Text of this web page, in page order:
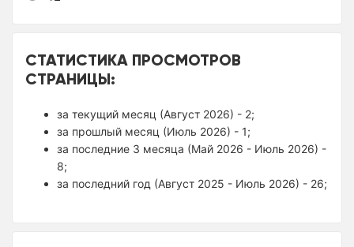
СТАТИСТИКА ПРОСМОТРОВ
СТРАНИЦЫ:
за текущий месяц (Август 2026) - 2;
за прошлый месяц (Июль 2026) - 1;
за последние 3 месяца (Май 2026 - Июль 2026) -
8;
за последний год (Август 2025 - Июль 2026) - 26;